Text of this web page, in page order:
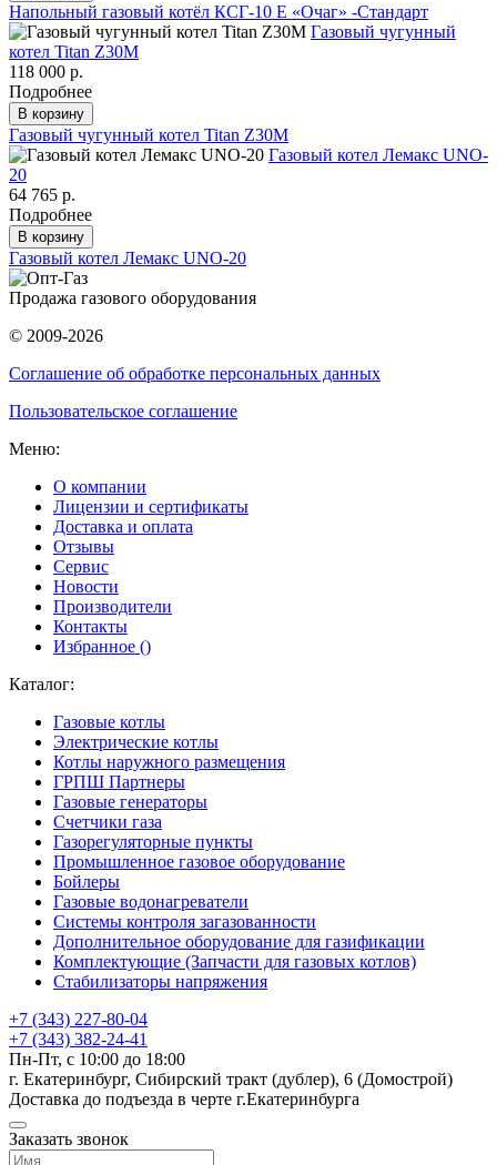
Напольный газовый котёл КСГ-10 Е «Очаг» -Стандарт
Газовый чугунный
котел Titan Z30M
118 000 р.
Подробнее
В корзину
Газовый чугунный котел Titan Z30M
Газовый котел Лемакс UNO-
20
64 765 р.
Подробнее
В корзину
Газовый котел Лемакс UNO-20
Продажа газового оборудования
© 2009-2026
Соглашение об обработке персональных данных
Пользовательское соглашение
Меню:
О компании
Лицензии и сертификаты
Доставка и оплата
Отзывы
Сервис
Новости
Производители
Контакты
Избранное ()
Каталог:
Газовые котлы
Электрические котлы
Котлы наружного размещения
ГРПШ Партнеры
Газовые генераторы
Счетчики газа
Газорегуляторные пункты
Промышленное газовое оборудование
Бойлеры
Газовые водонагреватели
Системы контроля загазованности
Дополнительное оборудование для газификации
Комплектующие (Запчасти для газовых котлов)
Стабилизаторы напряжения
+7 (343) 227-80-04
+7 (343) 382-24-41
Пн-Пт, с 10:00 до 18:00
г. Екатеринбург, Сибирский тракт (дублер), 6 (Домострой)
Доставка до подъезда в черте г.Екатеринбурга
Заказать звонок